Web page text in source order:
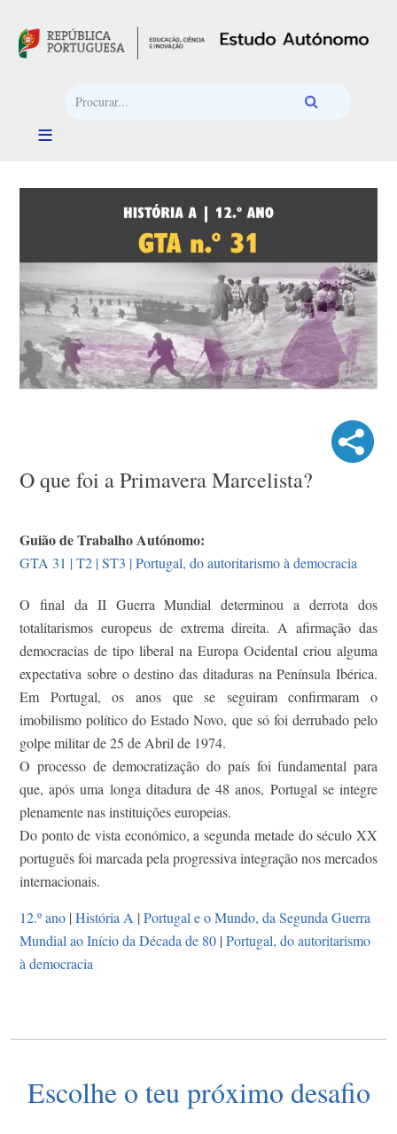
O que foi a Primavera Marcelista?
Guião de Trabalho Autónomo:
GTA 31 | T2 | ST3 | Portugal, do autoritarismo à democracia
O final da II Guerra Mundial determinou a derrota dos
totalitarismos europeus de extrema direita. A afirmação das
democracias de tipo liberal na Europa Ocidental criou alguma
expectativa sobre o destino das ditaduras na Península Ibérica.
Em Portugal, os anos que se seguiram confirmaram o
imobilismo político do Estado Novo, que só foi derrubado pelo
golpe militar de 25 de Abril de 1974.
O processo de democratização do país foi fundamental para
que, após uma longa ditadura de 48 anos, Portugal se integre
plenamente nas instituições europeias.
Do ponto de vista económico, a segunda metade do século XX
português foi marcada pela progressiva integração nos mercados
internacionais.
12.º ano |História A |Portugal e o Mundo, da Segunda Guerra
Mundial ao Início da Década de 80 |Portugal, do autoritarismo
à democracia
Escolhe o teu próximo desafio